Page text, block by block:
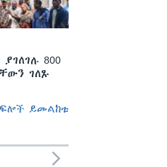
800
ገለጹ
ይመልከቱ